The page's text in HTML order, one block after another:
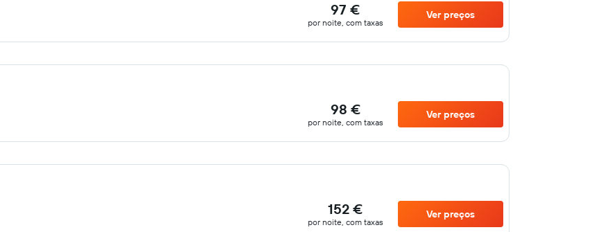
97 €
por noite, com taxas
Ver preços
98 €
por noite, com taxas
Ver preços
152 €
por noite, com taxas
Ver preços